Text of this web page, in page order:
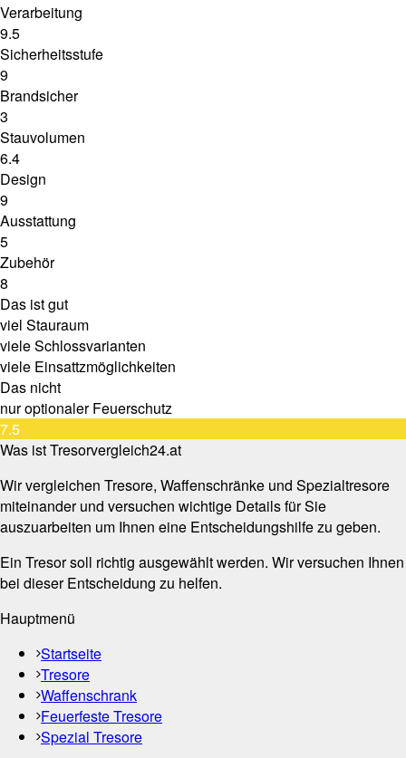
Verarbeitung
9.5
Sicherheitsstufe
9
Brandsicher
3
Stauvolumen
6.4
Design
9
Ausstattung
5
Zubehör
8
Das ist gut
viel Stauraum
viele Schlossvarianten
viele Einsattzmöglichkeiten
Das nicht
nur optionaler Feuerschutz
7.5
Was ist Tresorvergleich24.at
Wir vergleichen Tresore, Waffenschränke und Spezialtresore
miteinander und versuchen wichtige Details für Sie
auszuarbeiten um Ihnen eine Entscheidungshilfe zu geben.
Ein Tresor soll richtig ausgewählt werden. Wir versuchen Ihnen
bei dieser Entscheidung zu helfen.
Hauptmenü
Startseite
Tresore
Waffenschrank
Feuerfeste Tresore
Spezial Tresore